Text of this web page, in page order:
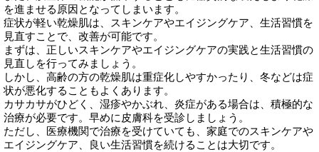
を進ませる原因となってしまいます。
症状が軽い乾燥肌は、スキンケアやエイジングケア、生活習慣を
見直すことで、改善が可能です。
まずは、正しいスキンケアやエイジングケアの実践と生活習慣の
見直しを行ってみましょう。
しかし、高齢の方の乾燥肌は重症化しやすかったり、冬などは症
状が悪化することもよくあります。
カサカサがひどく、湿疹やかぶれ、炎症がある場合は、積極的な
治療が必要です。早めに皮膚科を受診しましょう。
ただし、医療機関で治療を受けていても、家庭でのスキンケアや
エイジングケア、良い生活習慣を続けることは大切です。